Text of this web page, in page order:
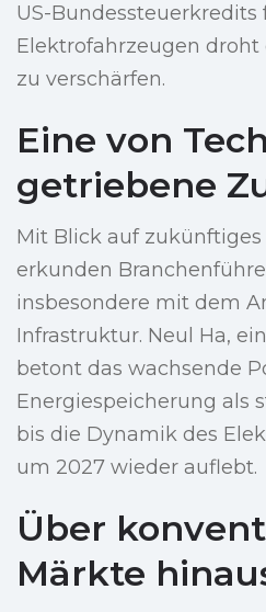
US-
Elektrofahrzeugen
zu verschärfen.
Eine von
getriebene
Mit Blick auf
erkunden
insbesondere mit dem
Infrastruktur. Neul Ha,
betont das wachsende
Energiespeicherung als
bis die Dynamik des
um 2027 wieder auflebt.
Über
Märkte